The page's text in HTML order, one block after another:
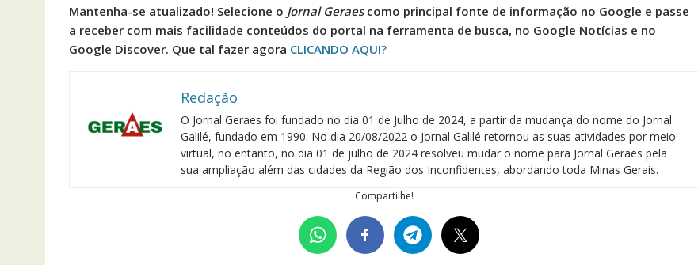
Mantenha-se atualizado! Selecione o Jornal Geraescomo principal fonte de informação no Google e passe
a receber com mais facilidade conteúdos do portal na ferramenta de busca, no Google Notícias e no
Google Discover. Que tal fazer agora CLICANDO AQUI?
Redação
O Jornal Geraes foi fundado no dia 01 de Julho de 2024, a partir da mudança do nome do Jornal
Galilé, fundado em 1990. No dia 20/08/2022 o Jornal Galilé retornou as suas atividades por meio
virtual, no entanto, no dia 01 de julho de 2024 resolveu mudar o nome para Jornal Geraes pela
sua ampliação além das cidades da Região dos Inconfidentes, abordando toda Minas Gerais.
Compartilhe!